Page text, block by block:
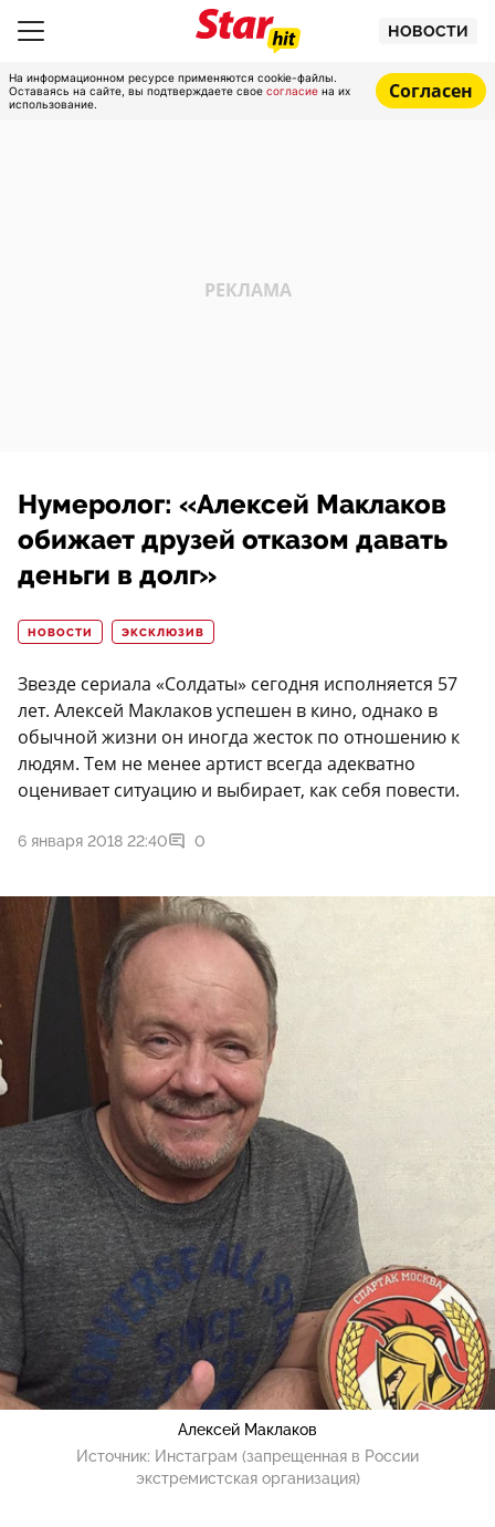
НОВОСТИ
На информационном ресурсе применяются cookie-файлы.
Оставаясь на сайте, вы подтверждаете свое согласие на их
использование.
Согласен
Нумеролог: «Алексей Маклаков
обижает друзей отказом давать
деньги в долг»
НОВОСТИ ЭКСКЛЮЗИВ
Звезде сериала «Солдаты» сегодня исполняется 57
лет. Алексей Маклаков успешен в кино, однако в
обычной жизни он иногда жесток по отношению к
людям. Тем не менее артист всегда адекватно
оценивает ситуацию и выбирает, как себя повести.
6 января 2018 22:40 0
Алексей Маклаков
Источник: Инстаграм (запрещенная в России
экстремистская организация)